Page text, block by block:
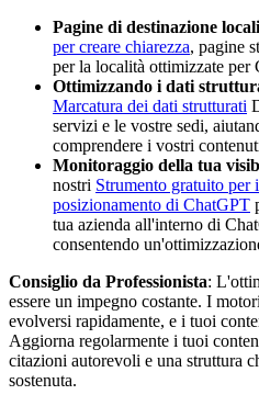
Pagine di destinazione
per creare chiarezza, pagine
per la località ottimizzate per
Ottimizzando i dati
Marcatura dei dati strutturati
servizi e le vostre sedi,
comprendere i vostri
Monitoraggio della tua
nostri Strumento gratuito per
posizionamento di ChatGPT
tua azienda all'interno di
consentendo
Consiglio da Professionista:
essere un impegno costante. I
evolversi rapidamente, e i tuoi
Aggiorna regolarmente i tuoi
citazioni autorevoli e una struttura
sostenuta.